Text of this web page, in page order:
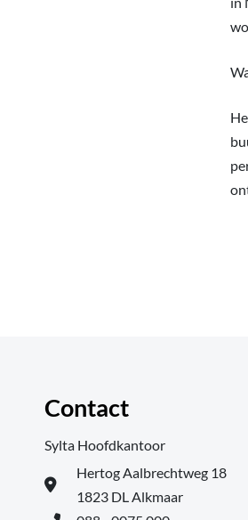
Contact
Sylta Hoofdkantoor
Hertog Aalbrechtweg 18
1823 DL Alkmaar